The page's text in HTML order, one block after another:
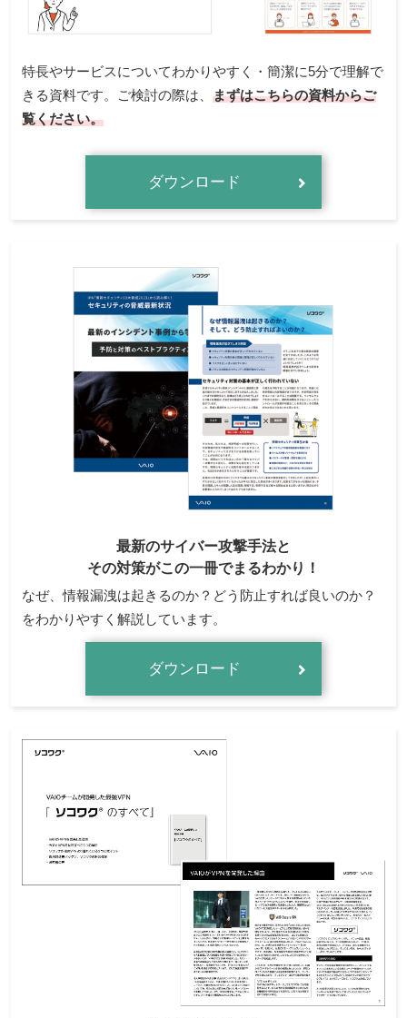
特長やサービスについてわかりやすく・簡潔に5分で理解で
きる資料です。ご検討の際は、 まずはこちらの資料からご
覧ください。
ダウンロード
最新のサイバー攻撃手法と
その対策がこの一冊でまるわかり！
なぜ、情報漏洩は起きるのか？どう防止すれば良いのか？
をわかりやすく解説しています。
ダウンロード